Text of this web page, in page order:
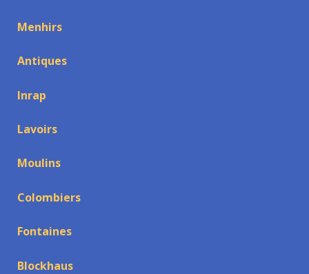
Menhirs
Antiques
Inrap
Lavoirs
Moulins
Colombiers
Fontaines
Blockhaus